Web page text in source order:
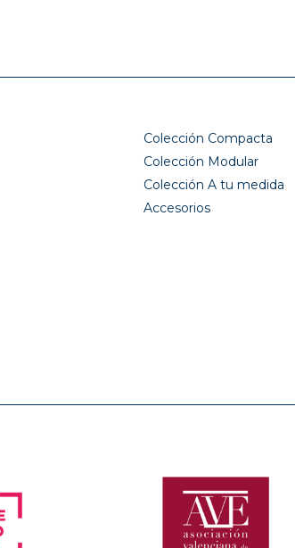
Colección Compacta
Colección Modular
Colección A tu medida
Accesorios